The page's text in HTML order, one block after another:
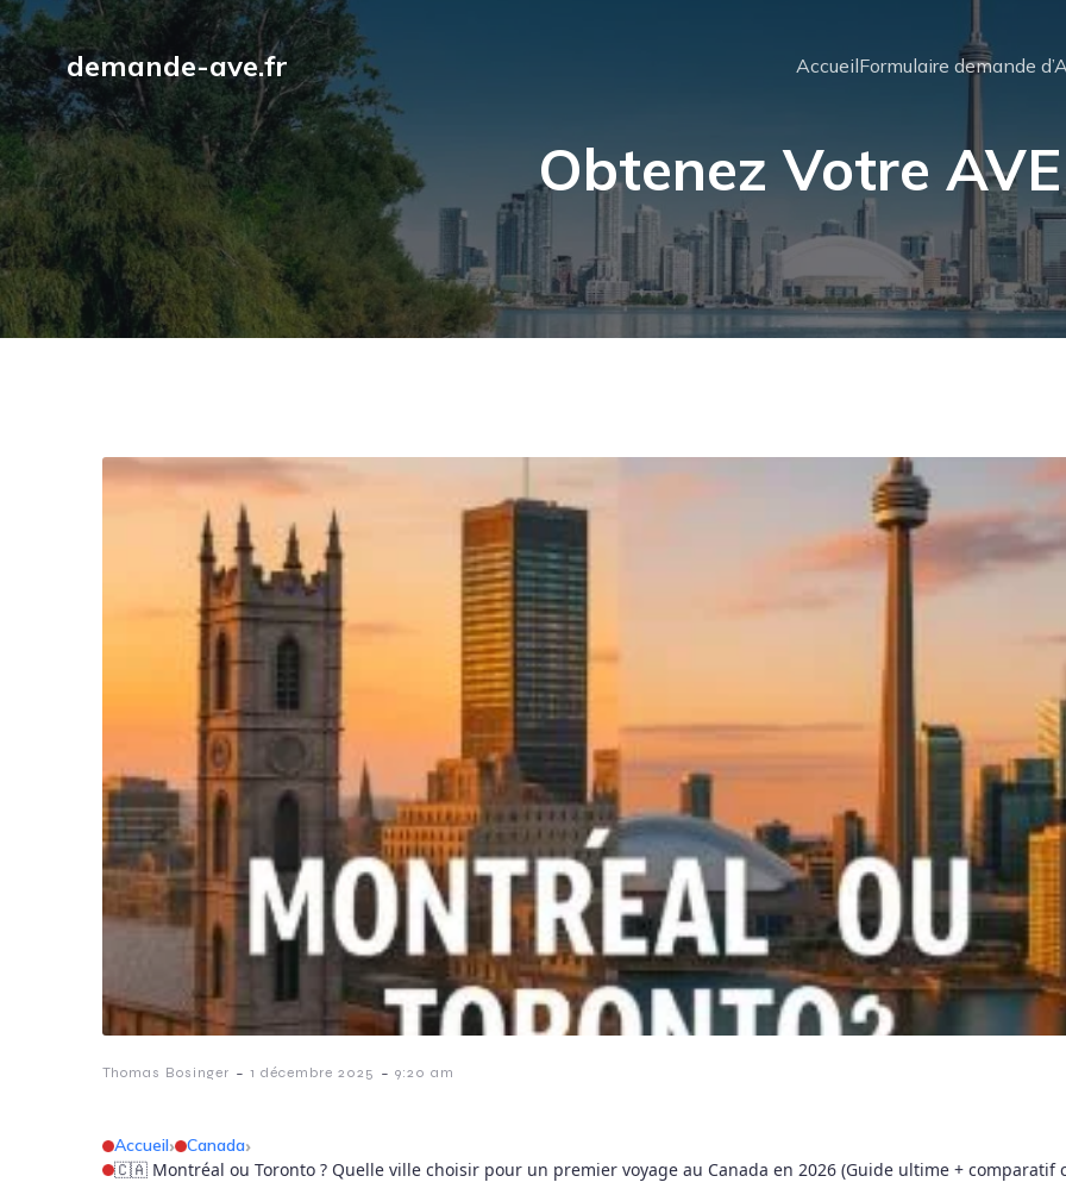
demande-ave.fr AccueilFormulaire demande
Obtenez Votre AVE
Thomas Bosinger - 1 décembre 2025 - 9:20 am
Accueil› Canada›
🇨🇦 Montréal ou Toronto ? Quelle ville choisir pour un premier voyage au Canada en 2026 (Guide ultime + comparatif